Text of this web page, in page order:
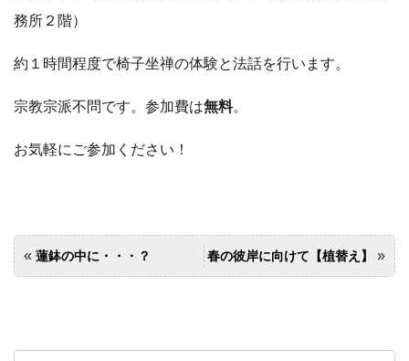
務所２階）
約１時間程度で椅子坐禅の体験と法話を行います。
宗教宗派不問です。参加費は無料。
お気軽にご参加ください！
« 蓮鉢の中に・・・？ 春の彼岸に向けて【植替え】 »